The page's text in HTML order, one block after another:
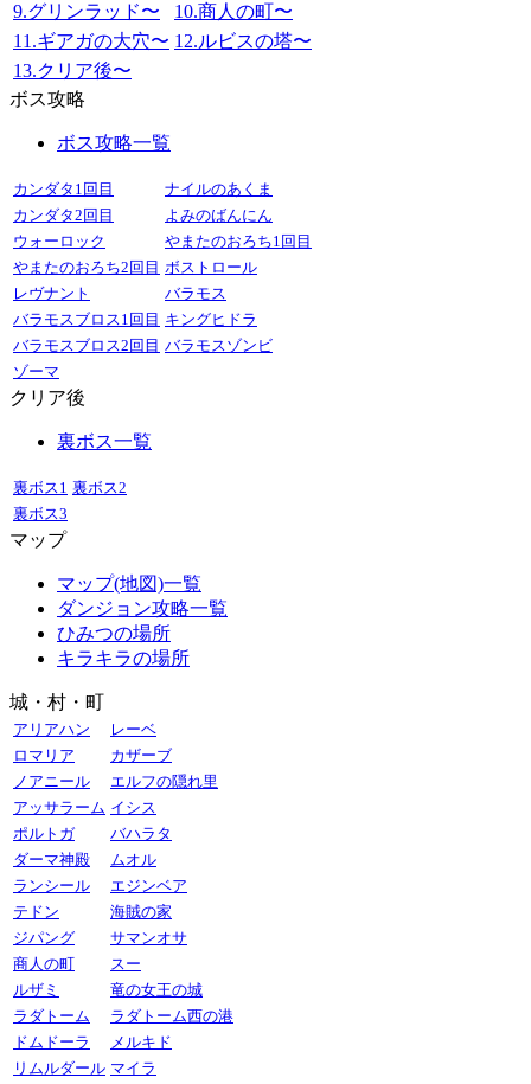
9.グリンラッド〜
10.商人の町〜
11.ギアガの大穴〜 12.ルビスの塔〜
13.クリア後〜
ボス攻略
ボス攻略一覧
カンダタ1回目
ナイルのあくま
カンダタ2回目
よみのばんにん
ウォーロック
やまたのおろち1回目
やまたのおろち2回目 ボストロール
レヴナント
バラモス
バラモスブロス1回目 キングヒドラ
バラモスブロス2回目 バラモスゾンビ
ゾーマ
クリア後
裏ボス一覧
裏ボス1 裏ボス2
裏ボス3
マップ
マップ(地図)一覧
ダンジョン攻略一覧
ひみつの場所
キラキラの場所
城・村・町
アリアハン
レーベ
ロマリア
カザーブ
ノアニール
エルフの隠れ里
アッサラーム イシス
ポルトガ
バハラタ
ダーマ神殿
ムオル
ランシール
エジンベア
テドン
海賊の家
ジパング
サマンオサ
商人の町
スー
ルザミ
竜の女王の城
ラダトーム
ラダトーム西の港
ドムドーラ
メルキド
リムルダール マイラ